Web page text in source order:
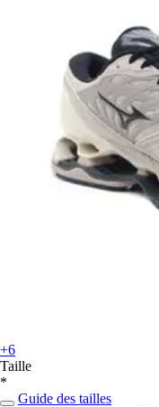
+6
Taille
*
Guide des tailles